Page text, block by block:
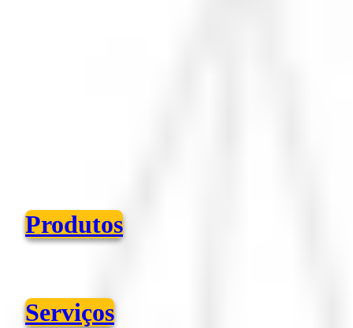
Produtos
Serviços